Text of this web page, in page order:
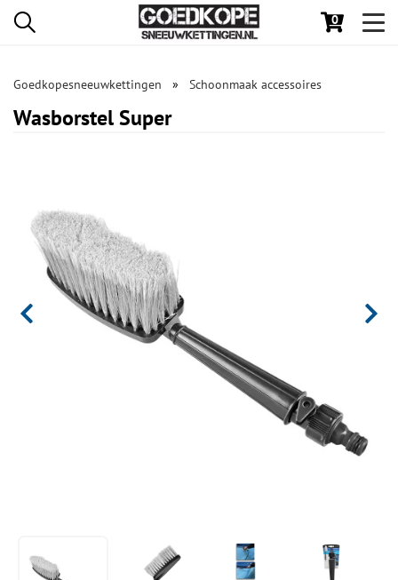
0
Goedkopesneeuwkettingen Schoonmaak accessoires
Wasborstel Super